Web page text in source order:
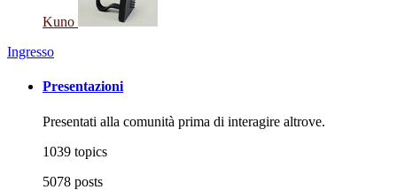
Kuno
Ingresso
Presentazioni
Presentati alla comunità prima di interagire altrove.
1039 topics
5078 posts